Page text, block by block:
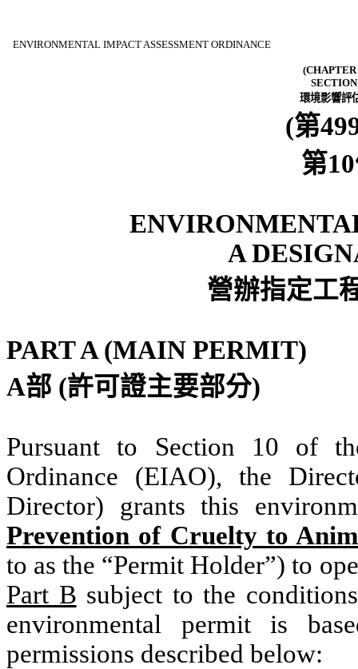
ENVIRONMENTAL IMPACT ASSESSMENT ORDINANCE
(CHAPTER
環境影響評
(第
第10
A
營辦指定工
PART A (MAIN PERMIT)
A部 (許可證主要部分)
Pursuant to Section 10 of
Ordinance (EIAO), the
Director) grants this
Prevention of Cruelty to
to as the “Permit Holder”) to
Part B subject to the
environmental permit is
permissions described below: